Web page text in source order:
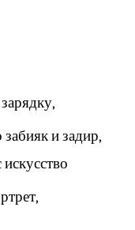
к порядку,
нам мир,
зарядку,
и задир,
нас искусство
А.
где портрет,